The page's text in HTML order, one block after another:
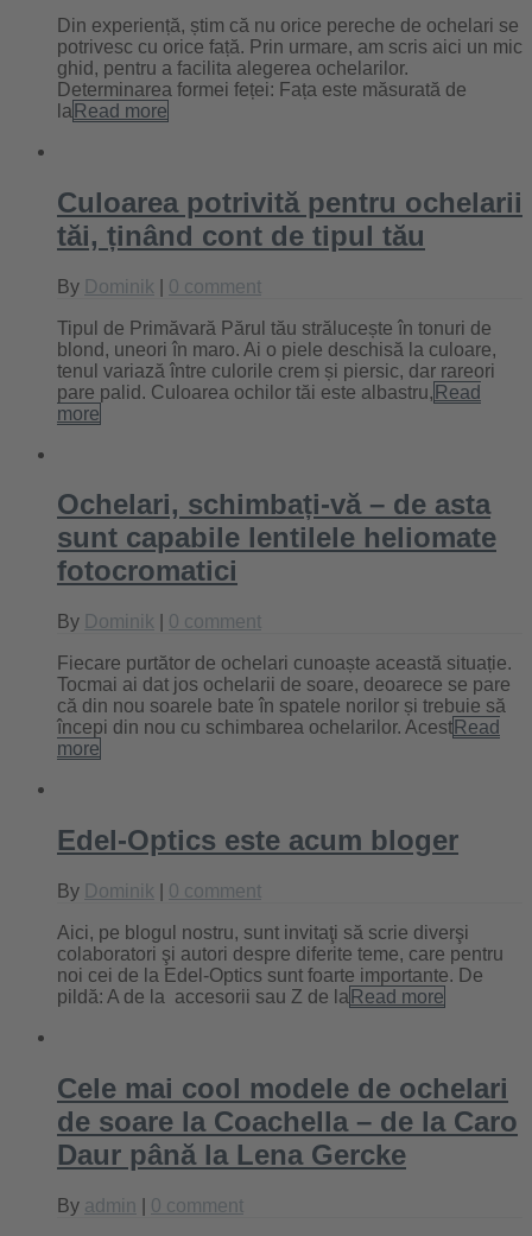
Din experiență, știm că nu orice pereche de ochelari se
potrivesc cu orice față. Prin urmare, am scris aici un mic
ghid, pentru a facilita alegerea ochelarilor.
Determinarea formei feței: Fața este măsurată de
la Read more
Culoarea potrivită pentru ochelarii
tăi, ținând cont de tipul tău
By Dominik 0 comment
Tipul de Primăvară Părul tău strălucește în tonuri de
blond, uneori în maro. Ai o piele deschisă la culoare,
tenul variază între culorile crem și piersic, dar rareori
pare palid. Culoarea ochilor tăi este albastru, Read
more
Ochelari, schimbați-vă – de asta
sunt capabile lentilele heliomate
fotocromatici
By Dominik 0 comment
Fiecare purtător de ochelari cunoaște această situație.
Tocmai ai dat jos ochelarii de soare, deoarece se pare
că din nou soarele bate în spatele norilor și trebuie să
începi din nou cu schimbarea ochelarilor. Acest Read
more
Edel-Optics este acum bloger
By Dominik 0 comment
Aici, pe blogul nostru, sunt invitaţi să scrie diverşi
colaboratori şi autori despre diferite teme, care pentru
noi cei de la Edel-Optics sunt foarte importante. De
pildă: A de la accesorii sau Z de la Read more
Cele mai cool modele de ochelari
de soare la Coachella – de la Caro
Daur până la Lena Gercke
By admin 0 comment